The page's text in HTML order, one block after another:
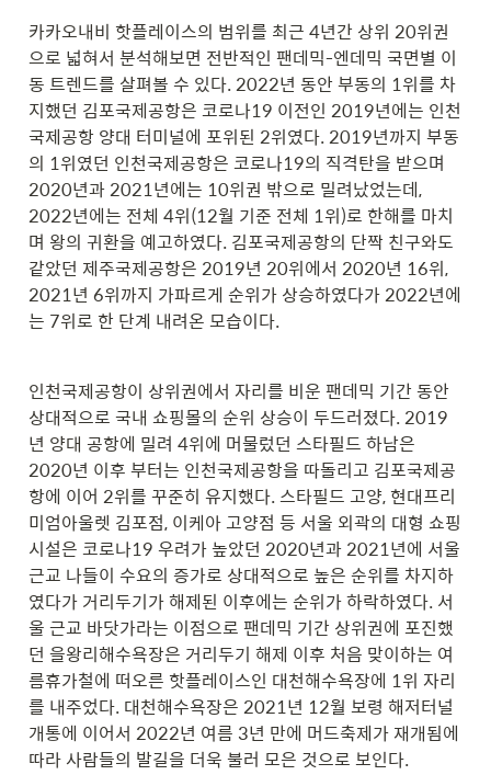
카카오내비 핫플레이스의 범위를 최근 4년간 상위 20위권
으로 넓혀서 분석해보면 전반적인 팬데믹-엔데믹 국면별 이
동 트렌드를 살펴볼 수 있다. 2022년 동안 부동의 1위를 차
지했던 김포국제공항은 코로나19 이전인 2019년에는 인천
국제공항 양대 터미널에 포위된 2위였다. 2019년까지 부동
의 1위였던 인천국제공항은 코로나19의 직격탄을 받으며
2020년과 2021년에는 10위권 밖으로 밀려났었는데,
2022년에는 전체 4위(12월 기준 전체 1위)로 한해를 마치
며 왕의 귀환을 예고하였다. 김포국제공항의 단짝 친구와도
같았던 제주국제공항은 2019년 20위에서 2020년 16위,
2021년 6위까지 가파르게 순위가 상승하였다가 2022년에
는 7위로 한 단계 내려온 모습이다.
인천국제공항이 상위권에서 자리를 비운 팬데믹 기간 동안
상대적으로 국내 쇼핑몰의 순위 상승이 두드러졌다. 2019
년 양대 공항에 밀려 4위에 머물렀던 스타필드 하남은
2020년 이후 부터는 인천국제공항을 따돌리고 김포국제공
항에 이어 2위를 꾸준히 유지했다. 스타필드 고양, 현대프리
미엄아울렛 김포점, 이케아 고양점 등 서울 외곽의 대형 쇼핑
시설은 코로나19 우려가 높았던 2020년과 2021년에 서울
근교 나들이 수요의 증가로 상대적으로 높은 순위를 차지하
였다가 거리두기가 해제된 이후에는 순위가 하락하였다. 서
울 근교 바닷가라는 이점으로 팬데믹 기간 상위권에 포진했
던 을왕리해수욕장은 거리두기 해제 이후 처음 맞이하는 여
름휴가철에 떠오른 핫플레이스인 대천해수욕장에 1위 자리
를 내주었다. 대천해수욕장은 2021년 12월 보령 해저터널
개통에 이어서 2022년 여름 3년 만에 머드축제가 재개됨에
따라 사람들의 발길을 더욱 불러 모은 것으로 보인다.